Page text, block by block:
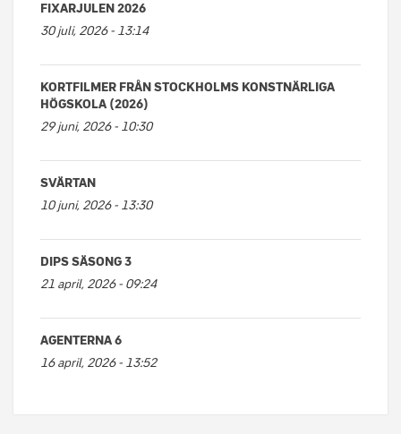
FIXARJULEN 2026
30 juli, 2026 - 13:14
KORTFILMER FRÅN STOCKHOLMS KONSTNÄRLIGA
HÖGSKOLA (2026)
29 juni, 2026 - 10:30
SVÄRTAN
10 juni, 2026 - 13:30
DIPS SÄSONG 3
21 april, 2026 - 09:24
AGENTERNA 6
16 april, 2026 - 13:52